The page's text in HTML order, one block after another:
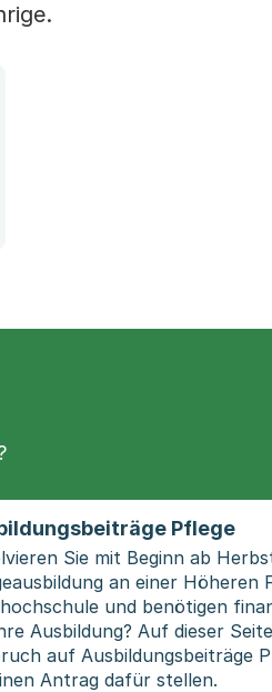
Pflege
Sie mit Beginn ab
an einer Höheren
und benötigen
Ausbildung? Auf dieser
auf Ausbildungsbeiträge
Antrag dafür stellen.